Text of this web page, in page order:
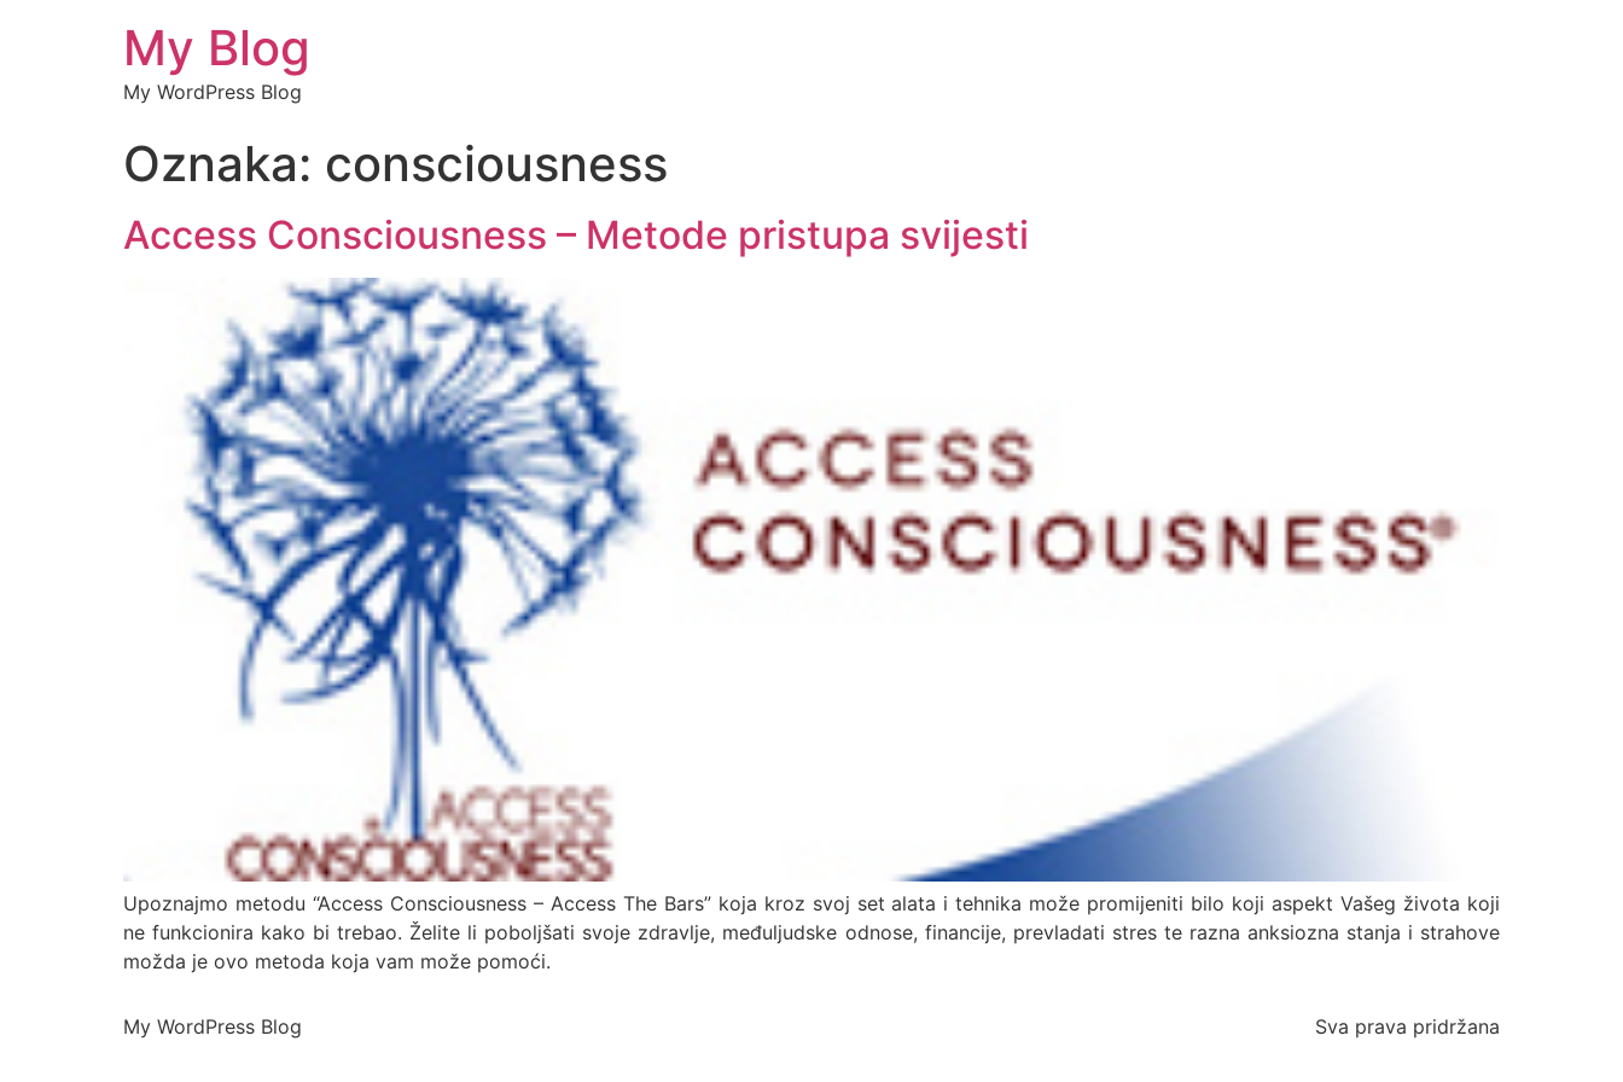
My Blog
My WordPress Blog
Oznaka: consciousness
Access Consciousness – Metode pristupa svijesti
Upoznajmo metodu “Access Consciousness – Access The Bars” koja kroz svoj set alata i tehnika može promijeniti bilo koji aspekt Vašeg života koji
ne funkcionira kako bi trebao. Želite li poboljšati svoje zdravlje, međuljudske odnose, financije, prevladati stres te razna anksiozna stanja i strahove
možda je ovo metoda koja vam može pomoći.
My WordPress Blog Sva prava pridržana